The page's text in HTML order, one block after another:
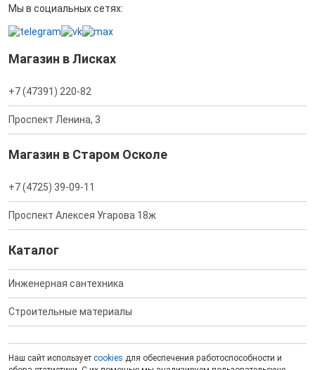
Мы в социальных сетях:
Магазин в Лисках
+7 (47391) 220-82
Проспект Ленина, 3
Магазин в Старом Осколе
+7 (4725) 39-09-11
Проспект Алексея Угарова 18ж
Каталог
Инженерная сантехника
Строительные материалы
Наш сайт использует cookies для обеспечения работоспособности и